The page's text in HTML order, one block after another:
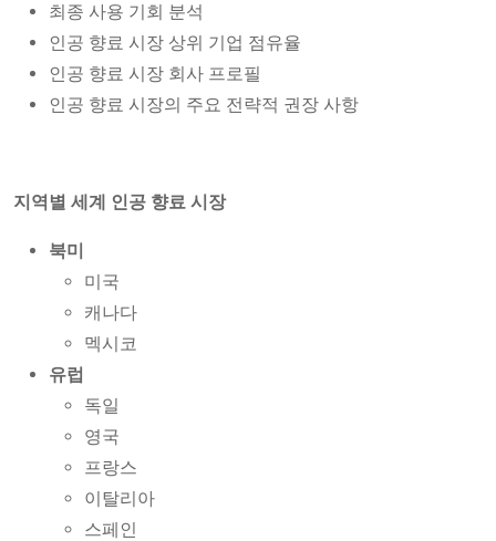
최종 사용 기회 분석
인공 향료 시장 상위 기업 점유율
인공 향료 시장 회사 프로필
인공 향료 시장의 주요 전략적 권장 사항
지역별 세계 인공 향료 시장
북미
미국
캐나다
멕시코
유럽
독일
영국
프랑스
이탈리아
스페인